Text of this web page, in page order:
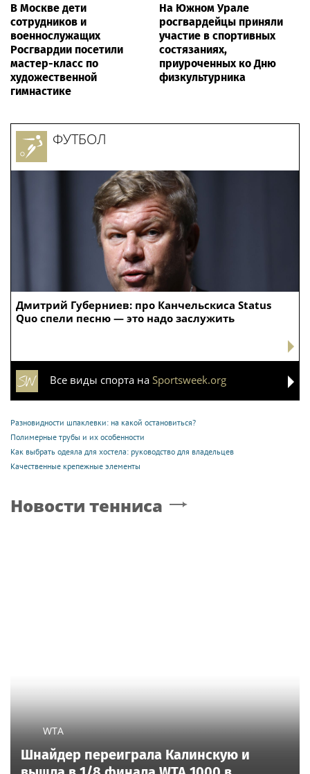
В Москве дети
сотрудников и
военнослужащих
Росгвардии посетили
мастер-класс по
художественной
гимнастике
На Южном Урале
росгвардейцы приняли
участие в спортивных
состязаниях,
приуроченных ко Дню
физкультурника
Дмитрий Губерниев: про Канчельскиса Status
Quo спели песню — это надо заслужить
ФУТБОЛ
Все виды спорта на Sportsweek.org
Разновидности шпаклевки: на какой остановиться?
Полимерные трубы и их особенности
Как выбрать одеяла для хостела: руководство для владельцев
Качественные крепежные элементы
Новости тенниса
WTA
Шнайдер переиграла Калинскую и